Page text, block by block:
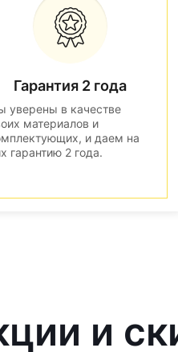
Гарантия 2 года
уверены в качестве
материалов и
и даем на
гарантию 2 года.
и